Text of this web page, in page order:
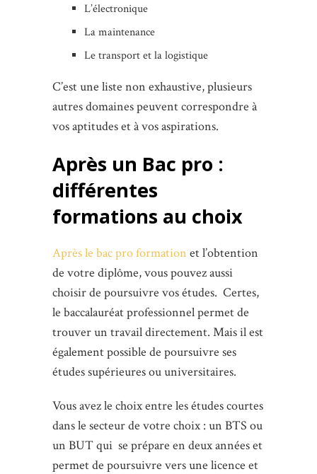
L’électronique
La maintenance
Le transport et la logistique
C’est une liste non exhaustive, plusieurs
autres domaines peuvent correspondre à
vos aptitudes et à vos aspirations.
Après un Bac pro :
différentes
formations au choix
Après le bac pro formation et l’obtention
de votre diplôme, vous pouvez aussi
choisir de poursuivre vos études. Certes,
le baccalauréat professionnel permet de
trouver un travail directement. Mais il est
également possible de poursuivre ses
études supérieures ou universitaires.
Vous avez le choix entre les études courtes
dans le secteur de votre choix : un BTS ou
un BUT qui se prépare en deux années et
permet de poursuivre vers une licence et